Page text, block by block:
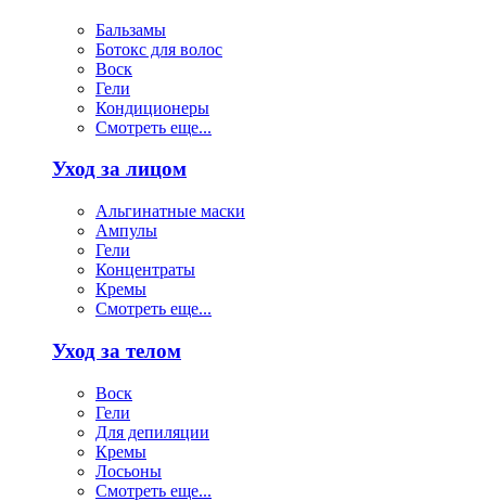
Бальзамы
Ботокс для волос
Воск
Гели
Кондиционеры
Смотреть еще...
Уход за лицом
Альгинатные маски
Ампулы
Гели
Концентраты
Кремы
Смотреть еще...
Уход за телом
Воск
Гели
Для депиляции
Кремы
Лосьоны
Смотреть еще...